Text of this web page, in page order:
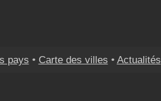
pays • Carte des villes • Actualités